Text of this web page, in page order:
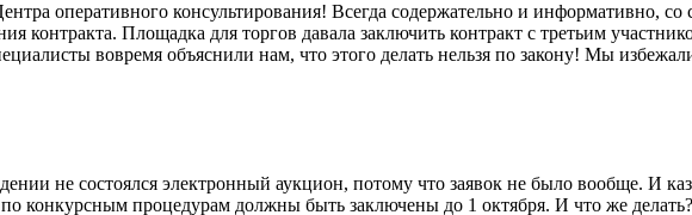
оперативного консультирования! Всегда содержательно и информативно,
контракта. Площадка для торгов давала заключить контракт с третьим
вовремя объяснили нам, что этого делать нельзя по закону! Мы
не состоялся электронный аукцион, потому что заявок не было вообще. И
конкурсным процедурам должны быть заключены до 1 октября. И что же